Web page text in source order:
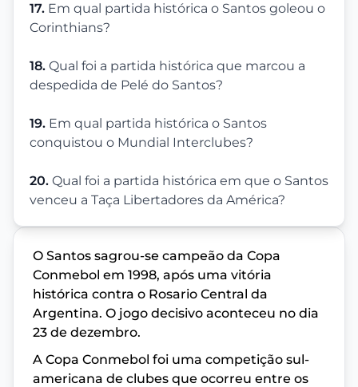
17. Em qual partida histórica o Santos goleou o
Corinthians?
18. Qual foi a partida histórica que marcou a
despedida de Pelé do Santos?
19. Em qual partida histórica o Santos
conquistou o Mundial Interclubes?
20. Qual foi a partida histórica em que o Santos
venceu a Taça Libertadores da América?
O Santos sagrou-se campeão da Copa
Conmebol em 1998, após uma vitória
histórica contra o Rosario Central da
Argentina. O jogo decisivo aconteceu no dia
23 de dezembro.
A Copa Conmebol foi uma competição sul-
americana de clubes que ocorreu entre os